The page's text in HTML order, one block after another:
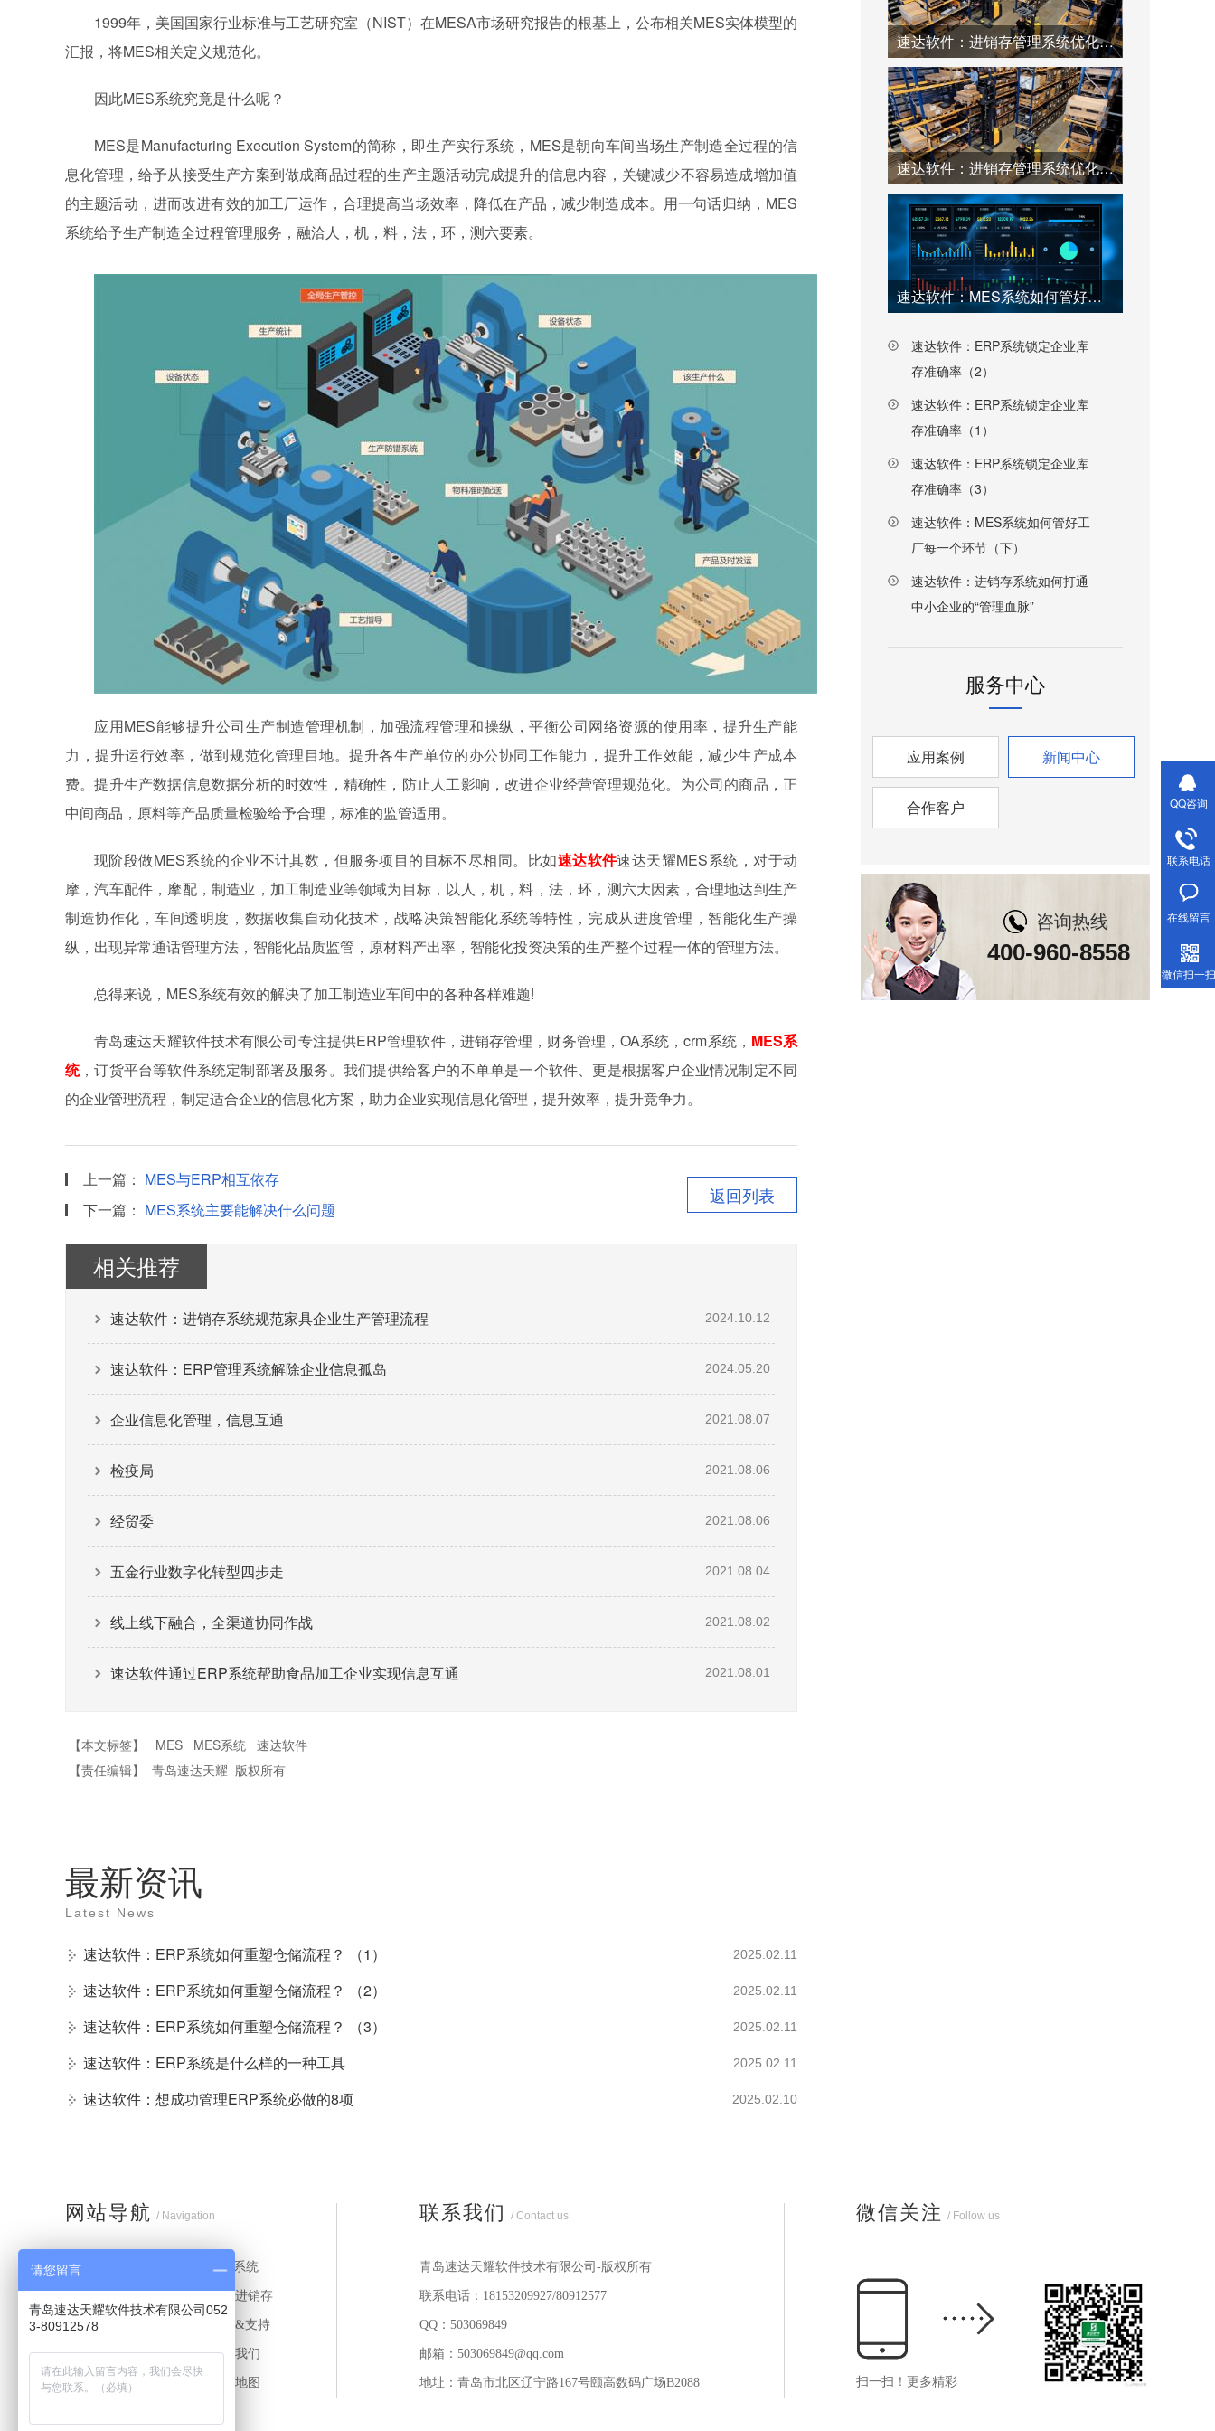
1999年，美国国家行业标准与工艺研究室（NIST）在MESA市场研究报告的根基上，公布相关MES实体模型的
汇报，将MES相关定义规范化。
因此MES系统究竟是什么呢？
MES是Manufacturing Execution System的简称，即生产实行系统，MES是朝向车间当场生产制造全过程的信
息化管理，给予从接受生产方案到做成商品过程的生产主题活动完成提升的信息内容，关键减少不容易造成增加值
的主题活动，进而改进有效的加工厂运作，合理提高当场效率，降低在产品，减少制造成本。用一句话归纳，MES
系统给予生产制造全过程管理服务，融洽人，机，料，法，环，测六要素。
应用MES能够提升公司生产制造管理机制，加强流程管理和操纵，平衡公司网络资源的使用率，提升生产能
力，提升运行效率，做到规范化管理目地。提升各生产单位的办公协同工作能力，提升工作效能，减少生产成本
费。提升生产数据信息数据分析的时效性，精确性，防止人工影响，改进企业经营管理规范化。为公司的商品，正
中间商品，原料等产品质量检验给予合理，标准的监管适用。
现阶段做MES系统的企业不计其数，但服务项目的目标不尽相同。比如速达软件速达天耀MES系统，对于动
摩，汽车配件，摩配，制造业，加工制造业等领域为目标，以人，机，料，法，环，测六大因素，合理地达到生产
制造协作化，车间透明度，数据收集自动化技术，战略决策智能化系统等特性，完成从进度管理，智能化生产操
纵，出现异常通话管理方法，智能化品质监管，原材料产出率，智能化投资决策的生产整个过程一体的管理方法。
总得来说，MES系统有效的解决了加工制造业车间中的各种各样难题!
青岛速达天耀软件技术有限公司专注提供ERP管理软件，进销存管理，财务管理，OA系统，crm系统， MES系
统，订货平台等软件系统定制部署及服务。我们提供给客户的不单单是一个软件、更是根据客户企业情况制定不同
的企业管理流程，制定适合企业的信息化方案，助力企业实现信息化管理，提升效率，提升竞争力。
上一篇： MES与ERP相互依存
下一篇： MES系统主要能解决什么问题
返回列表
相关推荐
速达软件：进销存系统规范家具企业生产管理流程 2024.10.12
速达软件：ERP管理系统解除企业信息孤岛 2024.05.20
企业信息化管理，信息互通 2021.08.07
检疫局 2021.08.06
经贸委 2021.08.06
五金行业数字化转型四步走 2021.08.04
线上线下融合，全渠道协同作战 2021.08.02
速达软件通过ERP系统帮助食品加工企业实现信息互通 2021.08.01
【本文标签】 MES MES系统 速达软件
【责任编辑】
青岛速达天耀 版权所有
最新资讯
Latest News
速达软件：ERP系统如何重塑仓储流程？ （1） 2025.02.11
速达软件：ERP系统如何重塑仓储流程？ （2） 2025.02.11
速达软件：ERP系统如何重塑仓储流程？ （3） 2025.02.11
速达软件：ERP系统是什么样的一种工具 2025.02.11
速达软件：想成功管理ERP系统必做的8项 2025.02.10
速达软件：进销存管理系统优化仓库工厂效率（2）
速达软件：进销存管理系统优化仓库工厂效率（1）
速达软件：MES系统如何管好工厂每一个环节（上）
速达软件：ERP系统锁定企业库
存准确率（2）
速达软件：ERP系统锁定企业库
存准确率（1）
速达软件：ERP系统锁定企业库
存准确率（3）
速达软件：MES系统如何管好工
厂每一个环节（下）
速达软件：进销存系统如何打通
中小企业的“管理血脉”
服务中心
应用案例 新闻中心
合作客户
咨询热线
400-960-8558
网站导航 / Navigation
首页 ERP系统
财务进销存
应用案例 服务&支持
新闻中心 关于我们
联系我们 网站地图
联系我们 / Contact us
青岛速达天耀软件技术有限公司-版权所有
联系电话：18153209927/80912577
QQ：503069849
邮箱：503069849@qq.com
地址：青岛市北区辽宁路167号颐高数码广场B2088
微信关注 / Follow us
扫一扫！更多精彩
QQ咨询
联系电话
在线留言
微信扫一扫
请您留言
青岛速达天耀软件技术有限公司052
3-80912578